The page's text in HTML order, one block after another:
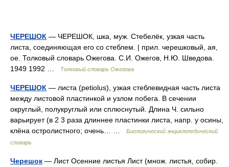
ЧЕРЕШОК — ЧЕРЕШОК, шка, муж. Стебелёк, узкая часть
листа, соединяющая его со стеблем. | прил. черешковый, ая,
ое. Толковый словарь Ожегова. С.И. Ожегов, Н.Ю. Шведова.
1949 1992 …
Толковый словарь Ожегова
ЧЕРЕШОК — листа (petiolus), узкая стеблевидная часть листа
между листовой пластинкой и узлом побега. В сечении
округлый, полукруглый или сплюснутый. Длина Ч. сильно
варьирует (в 2 3 раза длиннее пластинки листа, напр. у осины,
клёна остролистного; очень… …
Биологический энциклопедический
словарь
Черешок — Лист Осенние листья Лист (множ. листья, собир.